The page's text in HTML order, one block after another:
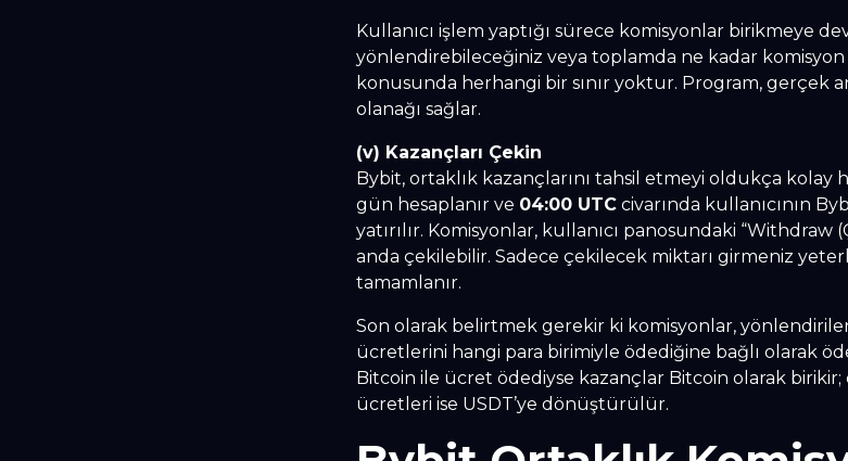
Kullanıcı işlem yaptığı sürece komisyonlar birikmeye
yönlendirebileceğiniz veya toplamda ne kadar
konusunda herhangi bir sınır yoktur. Program, gerçek
olanağı sağlar.
(v) Kazançları Çekin
Bybit, ortaklık kazançlarını tahsil etmeyi oldukça kolay
gün hesaplanır ve 04:00 UTC civarında kullanıcının
yatırılır. Komisyonlar, kullanıcı panosundaki “Withdraw
anda çekilebilir. Sadece çekilecek miktarı girmeniz
tamamlanır.
Son olarak belirtmek gerekir ki komisyonlar,
ücretlerini hangi para birimiyle ödediğine bağlı olarak
Bitcoin ile ücret ödediyse kazançlar Bitcoin olarak
ücretleri ise USDT’ye dönüştürülür.